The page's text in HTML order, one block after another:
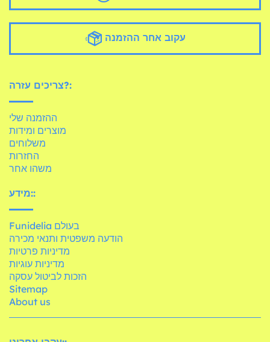
עקוב אחר ההזמנה
צריכים עזרה?:
ההזמנה שלי
מוצרים ומידות
משלוחים
החזרות
משהו אחר
מידע::
Funidelia בעולם
הודעה משפטית ותנאי מכירה
מדיניות פרטיות
מדיניות עוגיות
הזכות לביטול עסקה
Sitemap
About us